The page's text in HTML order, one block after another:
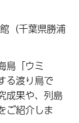
（千葉県勝浦
鳥「ウミ
る渡り鳥で
成果や、列島
ご紹介しま